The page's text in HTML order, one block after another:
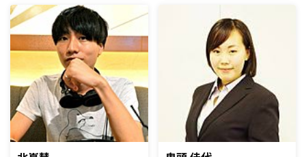
構築と提供。 ・商品配送と販促
DM発送、双方の視点から鑑み
た、最適な配送コントロールの追
求による、物流ソリューションの
構築と提供。
PLUS」を立ち上げる。 現在は事
業責任者・プロデューサーとし
て、 外部企業との事業提携から
広告主の集客最大化の提案まで幅
広く担当。
筆」を専門に活動中。目的やター
ゲットに合わせて情報を文章に落
とし込むのを得意とする。著書に
「文章で生きる夢をマジメに叶え
てみよう。Webライター実践入
門」（MdN）、「できるところか
らスタートする コンテンツマー
ケティングの手法88」（共著／
MdN）がある。自らがライティン
グするだけでなく、企業の文章力
講座も担当。今後はビギナーライ
ターや社会人向け講座の開催も予